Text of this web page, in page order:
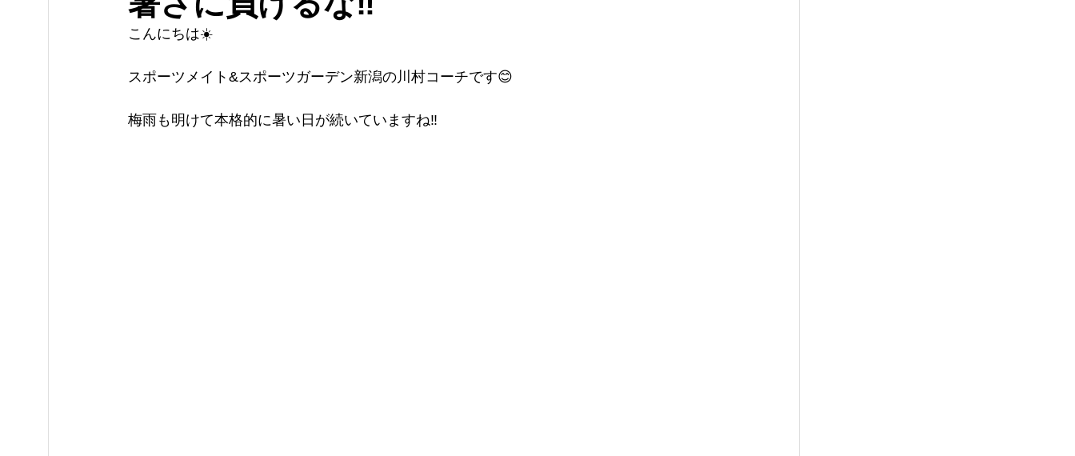
こんにちは☀️
スポーツメイト&スポーツガーデン新潟の川村コーチです😊
梅雨も明けて本格的に暑い日が続いていますね‼︎